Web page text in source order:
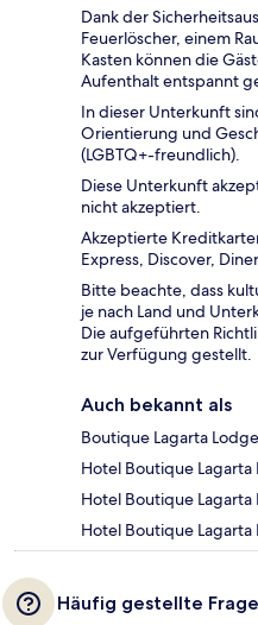
Dank der
Feuerlöscher, einem
Kasten können die
Aufenthalt entspannt
In dieser Unterkunft
Orientierung und
(LGBTQ+-freundlich).
Diese Unterkunft
nicht akzeptiert.
Akzeptierte
Express, Discover,
Bitte beachte, dass
je nach Land und
Die aufgeführten
zur Verfügung gestellt.
Auch bekannt als
Boutique Lagarta
Hotel Boutique
Hotel Boutique Lagarta
Hotel Boutique
Häufig gestellte